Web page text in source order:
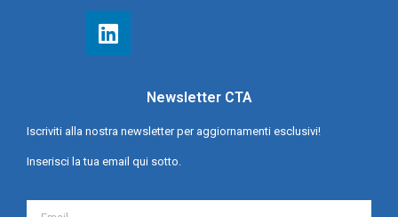
Newsletter CTA
Iscriviti alla nostra newsletter per aggiornamenti esclusivi!
Inserisci la tua email qui sotto.